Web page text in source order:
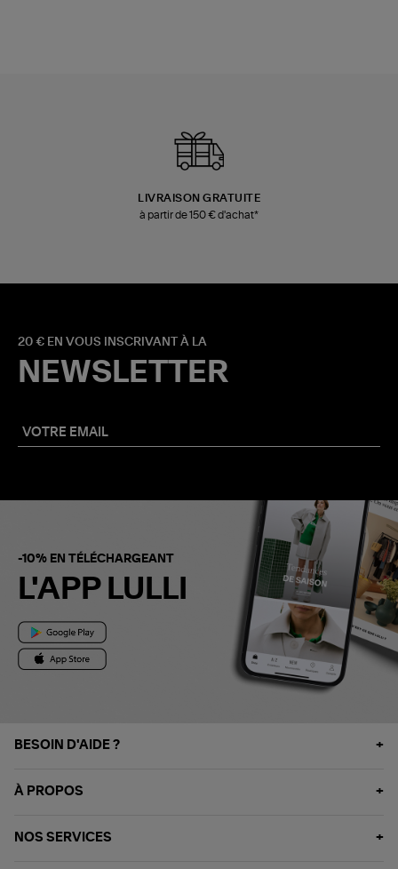
LIVRAISON GRATUITE
à partir de 150 € d'achat*
20 € EN VOUS INSCRIVANT À LA
NEWSLETTER
-10% EN TÉLÉCHARGEANT
L'APP LULLI
BESOIN D'AIDE ?
À PROPOS
NOS SERVICES